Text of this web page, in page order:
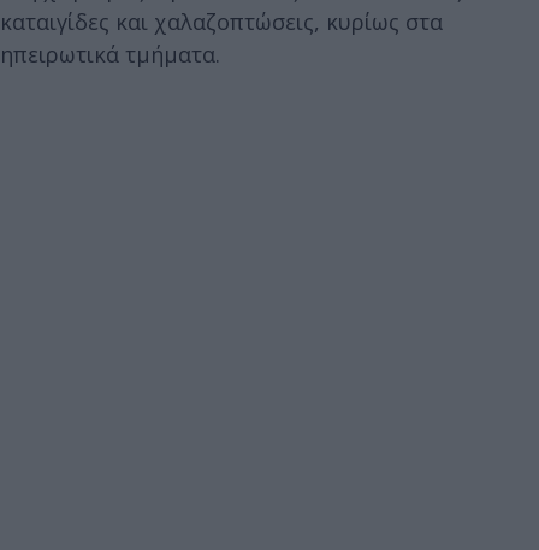
καταιγίδες και χαλαζοπτώσεις, κυρίως στα
ηπειρωτικά τμήματα.